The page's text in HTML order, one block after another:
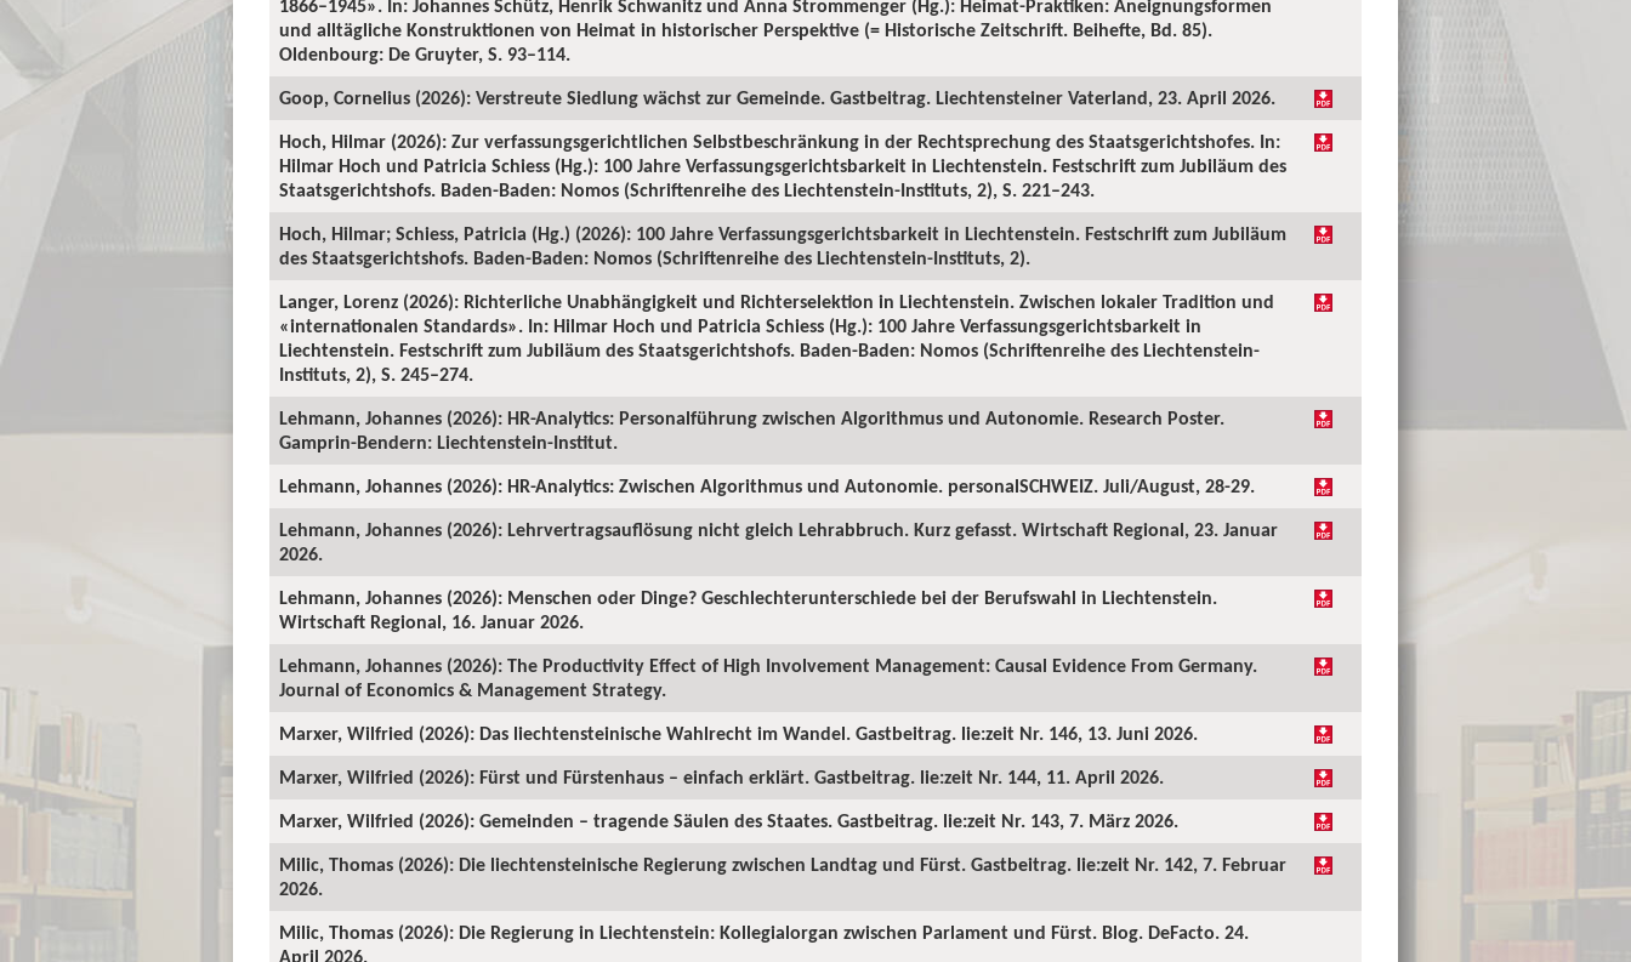
1866–1945». In: Johannes Schütz, Henrik Schwanitz und Anna Strommenger (Hg.): Heimat-Praktiken: Aneignungsformen
und alltägliche Konstruktionen von Heimat in historischer Perspektive (= Historische Zeitschrift. Beihefte, Bd. 85).
Oldenbourg: De Gruyter, S. 93–114.
Goop, Cornelius (2026): Verstreute Siedlung wächst zur Gemeinde. Gastbeitrag. Liechtensteiner Vaterland, 23. April 2026.
Hoch, Hilmar (2026): Zur verfassungsgerichtlichen Selbstbeschränkung in der Rechtsprechung des Staatsgerichtshofes. In:
Hilmar Hoch und Patricia Schiess (Hg.): 100 Jahre Verfassungsgerichtsbarkeit in Liechtenstein. Festschrift zum Jubiläum des
Staatsgerichtshofs. Baden-Baden: Nomos (Schriftenreihe des Liechtenstein-Instituts, 2), S. 221–243.
Hoch, Hilmar; Schiess, Patricia (Hg.) (2026): 100 Jahre Verfassungsgerichtsbarkeit in Liechtenstein. Festschrift zum Jubiläum
des Staatsgerichtshofs. Baden-Baden: Nomos (Schriftenreihe des Liechtenstein-Instituts, 2).
Langer, Lorenz (2026): Richterliche Unabhängigkeit und Richterselektion in Liechtenstein. Zwischen lokaler Tradition und
«internationalen Standards». In: Hilmar Hoch und Patricia Schiess (Hg.): 100 Jahre Verfassungsgerichtsbarkeit in
Liechtenstein. Festschrift zum Jubiläum des Staatsgerichtshofs. Baden-Baden: Nomos (Schriftenreihe des Liechtenstein-
Instituts, 2), S. 245–274.
Lehmann, Johannes (2026): HR-Analytics: Personalführung zwischen Algorithmus und Autonomie. Research Poster.
Gamprin-Bendern: Liechtenstein-Institut.
Lehmann, Johannes (2026): HR-Analytics: Zwischen Algorithmus und Autonomie. personalSCHWEIZ. Juli/August, 28-29.
Lehmann, Johannes (2026): Lehrvertragsauflösung nicht gleich Lehrabbruch. Kurz gefasst. Wirtschaft Regional, 23. Januar
2026.
Lehmann, Johannes (2026): Menschen oder Dinge? Geschlechterunterschiede bei der Berufswahl in Liechtenstein.
Wirtschaft Regional, 16. Januar 2026.
Lehmann, Johannes (2026): The Productivity Effect of High Involvement Management: Causal Evidence From Germany.
Journal of Economics & Management Strategy.
Marxer, Wilfried (2026): Das liechtensteinische Wahlrecht im Wandel. Gastbeitrag. lie:zeit Nr. 146, 13. Juni 2026.
Marxer, Wilfried (2026): Fürst und Fürstenhaus – einfach erklärt. Gastbeitrag. lie:zeit Nr. 144, 11. April 2026.
Marxer, Wilfried (2026): Gemeinden – tragende Säulen des Staates. Gastbeitrag. lie:zeit Nr. 143, 7. März 2026.
Milic, Thomas (2026): Die liechtensteinische Regierung zwischen Landtag und Fürst. Gastbeitrag. lie:zeit Nr. 142, 7. Februar
2026.
Milic, Thomas (2026): Die Regierung in Liechtenstein: Kollegialorgan zwischen Parlament und Fürst. Blog. DeFacto. 24.
April 2026.